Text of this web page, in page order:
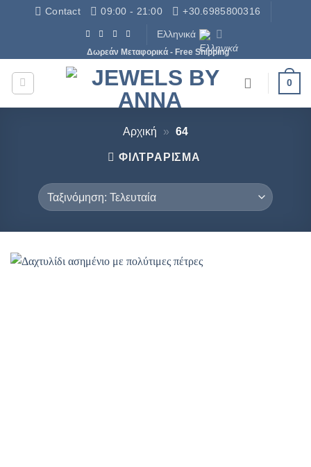
ΜετάβασηContact 09:00 - 21:00 +30.6985800316
Ελληνικά
Δωρεάν Μεταφορικά - Free Shipping
0
Αρχική » 64
ΦΙΛΤΡΆΡΙΣΜΑ